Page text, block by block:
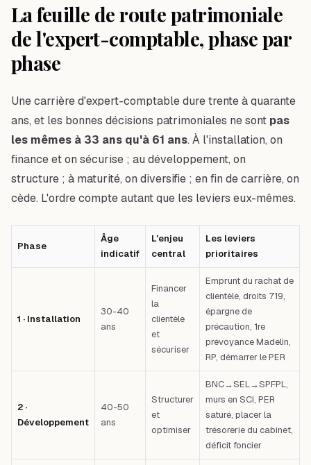
La feuille de route patrimoniale
de l'expert-comptable, phase par
phase
Une carrière d'expert-comptable dure trente à quarante
ans, et les bonnes décisions patrimoniales ne sont pas
les mêmes à 33 ans qu'à 61 ans. À l'installation, on
finance et on sécurise ; au développement, on
structure ; à maturité, on diversifie ; en fin de carrière, on
cède. L'ordre compte autant que les leviers eux-mêmes.
Phase
Âge
indicatif
L'enjeu
central
Les leviers
prioritaires
1 · Installation
30-40
ans
Financer
la
clientèle
et
sécuriser
Emprunt du rachat de
clientèle, droits 719,
épargne de
précaution, 1re
prévoyance Madelin,
RP, démarrer le PER
2 ·
Développement
40-50
ans
Structurer
et
optimiser
BNC→SEL→SPFPL,
murs en SCI, PER
saturé, placer la
trésorerie du cabinet,
déficit foncier